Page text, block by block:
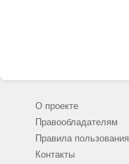
О проекте
Правообладателям
Правила пользования
Контакты